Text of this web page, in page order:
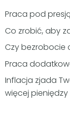
Praca pod
Co zrobić, aby
Czy bezrobocie
Praca
Inflacja zjada
więcej pieniędzy